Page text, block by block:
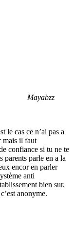
Mayabzz
le cas ce n’ai pas a
mais il faut
confiance si tu ne te
parents parle en a la
encor en parler
anti
bien sur.
anonyme.